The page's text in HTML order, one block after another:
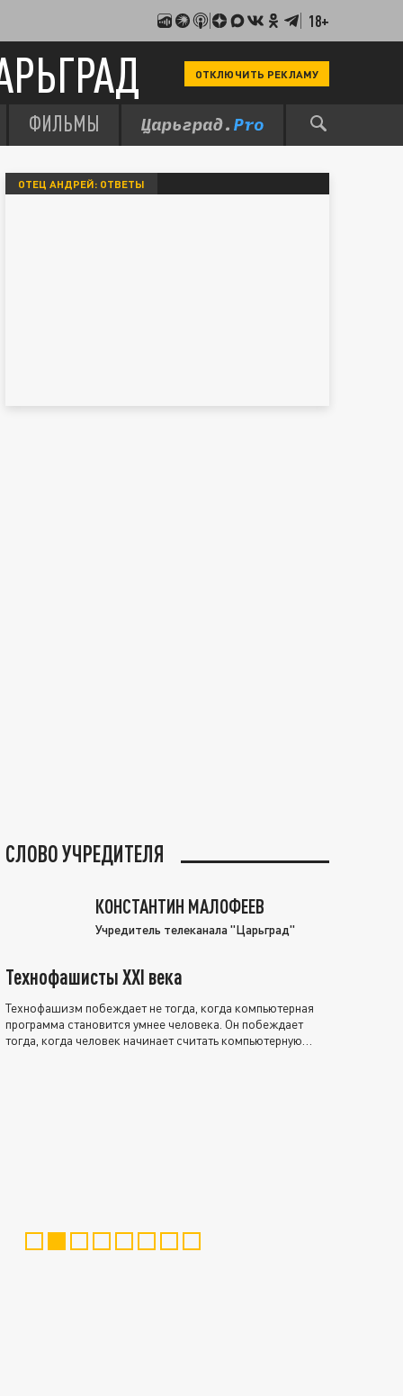
18+
ОТКЛЮЧИТЬ РЕКЛАМУ
ФИЛЬМЫ
ОТЕЦ АНДРЕЙ: ОТВЕТЫ
СЛОВО УЧРЕДИТЕЛЯ
КОНСТАНТИН МАЛОФЕЕВ
Учредитель телеканала "Царьград"
Технофашисты XXI века
Технофашизм побеждает не тогда, когда компьютерная
программа становится умнее человека. Он побеждает
тогда, когда человек начинает считать компьютерную